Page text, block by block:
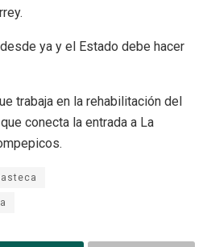
ya y el Estado debe hacer
trabaja en la rehabilitación del
conecta la entrada a La